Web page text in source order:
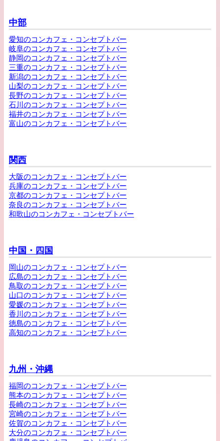
中部
愛知のコンカフェ・コンセプトバー
岐阜のコンカフェ・コンセプトバー
静岡のコンカフェ・コンセプトバー
三重のコンカフェ・コンセプトバー
新潟のコンカフェ・コンセプトバー
山梨のコンカフェ・コンセプトバー
長野のコンカフェ・コンセプトバー
石川のコンカフェ・コンセプトバー
福井のコンカフェ・コンセプトバー
富山のコンカフェ・コンセプトバー
関西
大阪のコンカフェ・コンセプトバー
兵庫のコンカフェ・コンセプトバー
京都のコンカフェ・コンセプトバー
奈良のコンカフェ・コンセプトバー
和歌山のコンカフェ・コンセプトバー
中国・四国
岡山のコンカフェ・コンセプトバー
広島のコンカフェ・コンセプトバー
鳥取のコンカフェ・コンセプトバー
山口のコンカフェ・コンセプトバー
愛媛のコンカフェ・コンセプトバー
香川のコンカフェ・コンセプトバー
徳島のコンカフェ・コンセプトバー
高知のコンカフェ・コンセプトバー
九州・沖縄
福岡のコンカフェ・コンセプトバー
熊本のコンカフェ・コンセプトバー
長崎のコンカフェ・コンセプトバー
宮崎のコンカフェ・コンセプトバー
佐賀のコンカフェ・コンセプトバー
大分のコンカフェ・コンセプトバー